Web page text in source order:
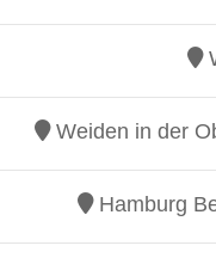
Weiden in der
Hamburg